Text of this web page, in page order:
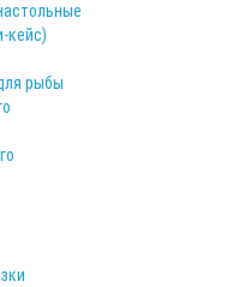
кейс)
рыбы